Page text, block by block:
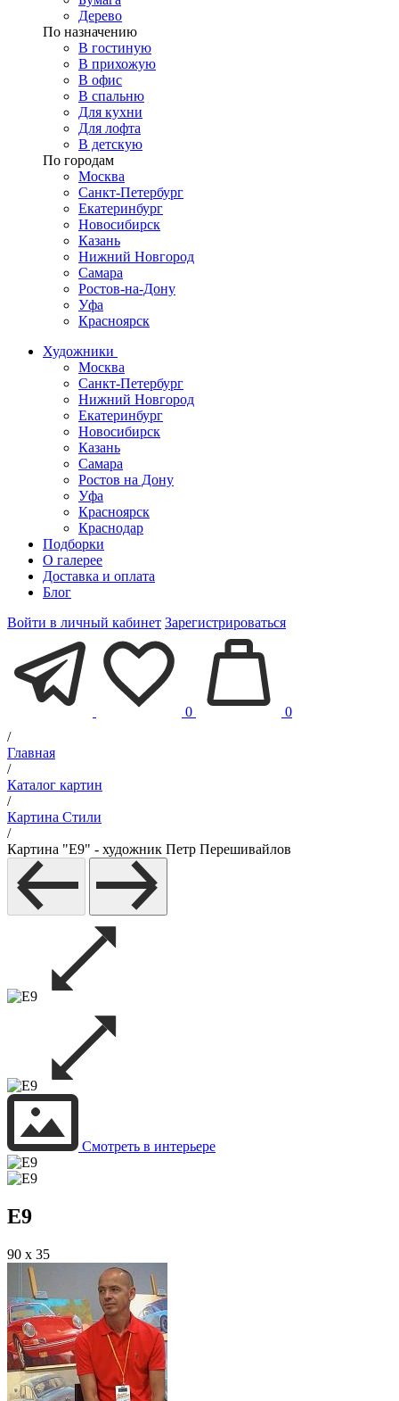
Дерево
По назначению
В гостиную
В прихожую
В офис
В спальню
Для кухни
Для лофта
В детскую
По городам
Москва
Санкт-Петербург
Екатеринбург
Новосибирск
Казань
Нижний Новгород
Самара
Ростов-на-Дону
Уфа
Красноярск
Художники
Москва
Санкт-Петербург
Нижний Новгород
Екатеринбург
Новосибирск
Казань
Самара
Ростов на Дону
Уфа
Красноярск
Краснодар
Подборки
О галерее
Доставка и оплата
Блог
Войти в личный кабинет Зарегистрироваться
0
0
/
Главная
/
Каталог картин
/
Картина Стили
/
Картина "E9" - художник Петр Перешивайлов
Смотреть в интерьере
E9
90 x 35